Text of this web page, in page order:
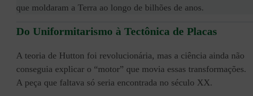
que moldaram a Terra ao longo de bilhões de anos.
Do Uniformitarismo à Tectônica de Placas
A teoria de Hutton foi revolucionária, mas a ciência ainda não
conseguia explicar o “motor” que movia essas transformações.
A peça que faltava só seria encontrada no século XX.